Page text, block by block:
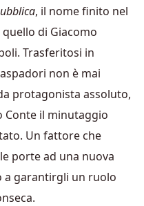
, il nome finito nel
di Giacomo
Trasferitosi in
non è mai
protagonista assoluto,
Conte il minutaggio
Un fattore che
porte ad una nuova
a garantirgli un ruolo